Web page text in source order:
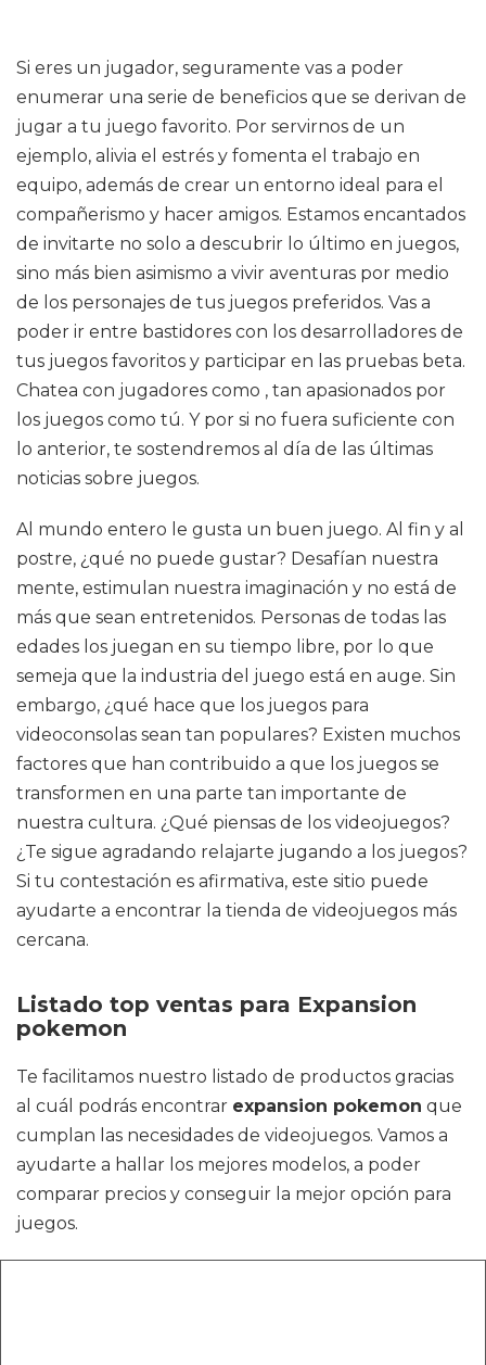
Si eres un jugador, seguramente vas a poder
enumerar una serie de beneficios que se derivan de
jugar a tu juego favorito. Por servirnos de un
ejemplo, alivia el estrés y fomenta el trabajo en
equipo, además de crear un entorno ideal para el
compañerismo y hacer amigos. Estamos encantados
de invitarte no solo a descubrir lo último en juegos,
sino más bien asimismo a vivir aventuras por medio
de los personajes de tus juegos preferidos. Vas a
poder ir entre bastidores con los desarrolladores de
tus juegos favoritos y participar en las pruebas beta.
Chatea con jugadores como , tan apasionados por
los juegos como tú. Y por si no fuera suficiente con
lo anterior, te sostendremos al día de las últimas
noticias sobre juegos.
Al mundo entero le gusta un buen juego. Al fin y al
postre, ¿qué no puede gustar? Desafían nuestra
mente, estimulan nuestra imaginación y no está de
más que sean entretenidos. Personas de todas las
edades los juegan en su tiempo libre, por lo que
semeja que la industria del juego está en auge. Sin
embargo, ¿qué hace que los juegos para
videoconsolas sean tan populares? Existen muchos
factores que han contribuido a que los juegos se
transformen en una parte tan importante de
nuestra cultura. ¿Qué piensas de los videojuegos?
¿Te sigue agradando relajarte jugando a los juegos?
Si tu contestación es afirmativa, este sitio puede
ayudarte a encontrar la tienda de videojuegos más
cercana.
Listado top ventas para Expansion
pokemon
Te facilitamos nuestro listado de productos gracias
al cuál podrás encontrar expansion pokemon que
cumplan las necesidades de videojuegos. Vamos a
ayudarte a hallar los mejores modelos, a poder
comparar precios y conseguir la mejor opción para
juegos.